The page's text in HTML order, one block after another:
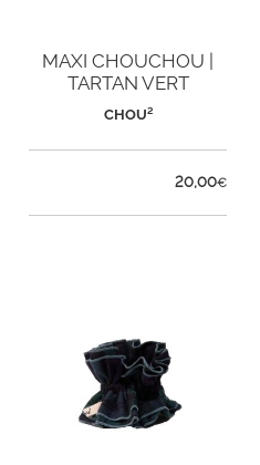
MAXI CHOUCHOU |
TARTAN VERT
ÉMERAUDE
CHOU²
20,00€